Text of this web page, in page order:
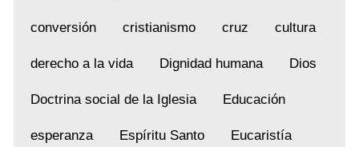
conversión cristianismo cruz cultura
derecho a la vida Dignidad humana Dios
Doctrina social de la Iglesia Educación
esperanza Espíritu Santo Eucaristía